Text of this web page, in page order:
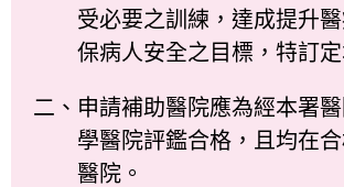
受必要之訓練，達成提升
保病人安全之目標，特訂定
二、申請補助醫院應為經本署
學醫院評鑑合格，且均在
醫院。